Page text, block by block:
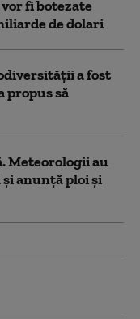
fi botezate
de dolari
a fost
propus să
Meteorologii au
anunță ploi și